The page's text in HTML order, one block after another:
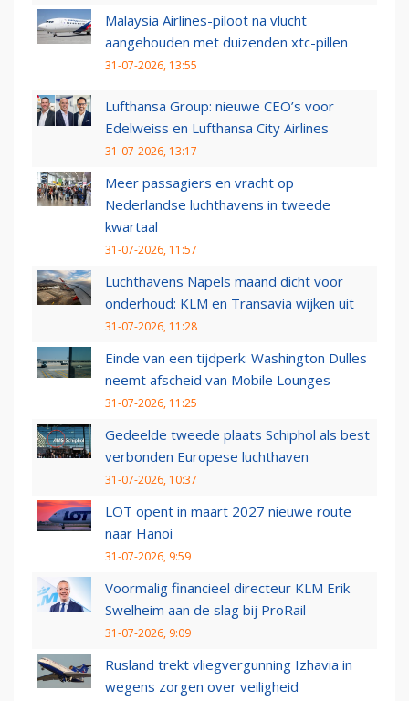
Malaysia Airlines-piloot na vlucht
aangehouden met duizenden xtc-pillen
31-07-2026, 13:55
Lufthansa Group: nieuwe CEO’s voor
Edelweiss en Lufthansa City Airlines
31-07-2026, 13:17
Meer passagiers en vracht op
Nederlandse luchthavens in tweede
kwartaal
31-07-2026, 11:57
Luchthavens Napels maand dicht voor
onderhoud: KLM en Transavia wijken uit
31-07-2026, 11:28
Einde van een tijdperk: Washington Dulles
neemt afscheid van Mobile Lounges
31-07-2026, 11:25
Gedeelde tweede plaats Schiphol als best
verbonden Europese luchthaven
31-07-2026, 10:37
LOT opent in maart 2027 nieuwe route
naar Hanoi
31-07-2026, 9:59
Voormalig financieel directeur KLM Erik
Swelheim aan de slag bij ProRail
31-07-2026, 9:09
Rusland trekt vliegvergunning Izhavia in
wegens zorgen over veiligheid